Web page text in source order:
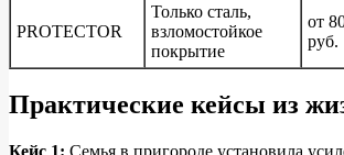
PROTECTOR
Только сталь,
взломостойкое
покрытие
от
руб.
Практические кейсы из